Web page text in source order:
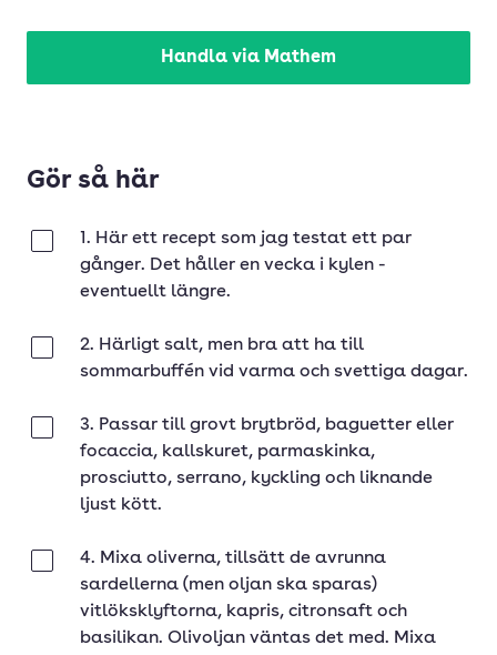
Handla via Mathem
Gör så här
1. Här ett recept som jag testat ett par
gånger. Det håller en vecka i kylen -
eventuellt längre.
2. Härligt salt, men bra att ha till
sommarbuffén vid varma och svettiga dagar.
3. Passar till grovt brytbröd, baguetter eller
focaccia, kallskuret, parmaskinka,
prosciutto, serrano, kyckling och liknande
ljust kött.
4. Mixa oliverna, tillsätt de avrunna
sardellerna (men oljan ska sparas)
vitlöksklyftorna, kapris, citronsaft och
basilikan. Olivoljan väntas det med. Mixa